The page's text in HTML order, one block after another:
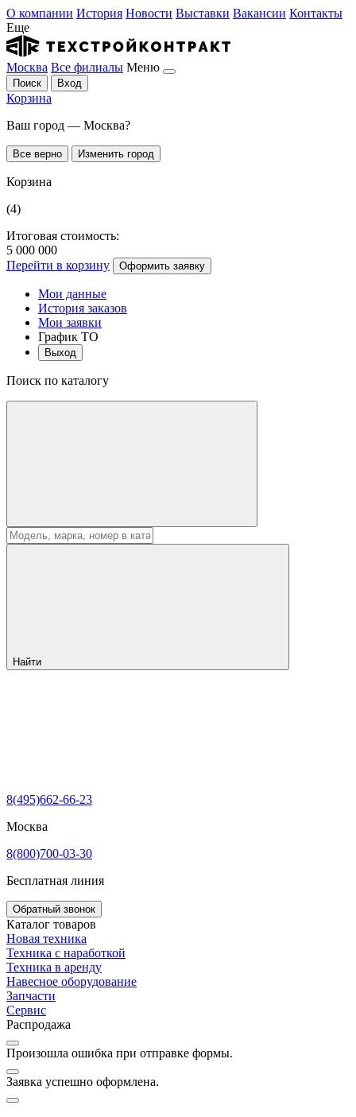
О компании История Новости Выставки Вакансии Контакты
Еще
Москва Все филиалы Меню
Поиск Вход
Корзина
Ваш город — Москва?
Все верно Изменить город
Корзина
(4)
Итоговая стоимость:
5 000 000
Перейти в корзину
Оформить заявку
Мои данные
История заказов
Мои заявки
График ТО
Выход
Поиск по каталогу
Найти
8(495)662-66-23
Москва
8(800)700-03-30
Бесплатная линия
Обратный звонок
Каталог товаров
Новая техника
Техника с наработкой
Техника в аренду
Навесное оборудование
Запчасти
Сервис
Распродажа
Произошла ошибка при отправке формы.
Заявка успешно оформлена.